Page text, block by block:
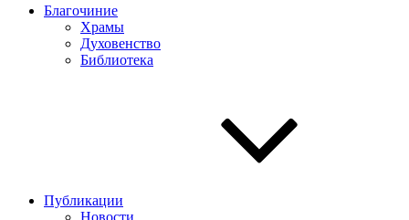
Благочиние
Храмы
Духовенство
Библиотека
Публикации
Новости